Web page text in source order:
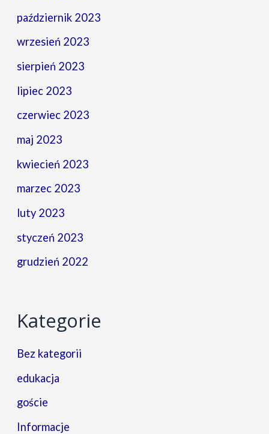
październik 2023
wrzesień 2023
sierpień 2023
lipiec 2023
czerwiec 2023
maj 2023
kwiecień 2023
marzec 2023
luty 2023
styczeń 2023
grudzień 2022
Kategorie
Bez kategorii
edukacja
goście
Informacje